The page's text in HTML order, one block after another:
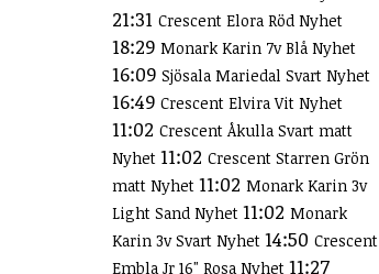
21:31 Crescent Elora Röd Nyhet
18:29 Monark Karin 7v Blå Nyhet
16:09 Sjösala Mariedal Svart Nyhet
16:49 Crescent Elvira Vit Nyhet
11:02 Crescent Åkulla Svart matt
Nyhet 11:02 Crescent Starren Grön
matt Nyhet 11:02 Monark Karin 3v
Light Sand Nyhet 11:02 Monark
Karin 3v Svart Nyhet 14:50 Crescent
Embla Jr 16" Rosa Nyhet 11:27